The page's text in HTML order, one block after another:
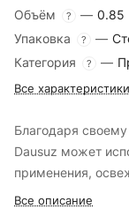
Объём
? — 0.85
Упаковка
? —
Категория
? —
Все характеристики
Благодаря
Dausuz может
применения,
Все описание